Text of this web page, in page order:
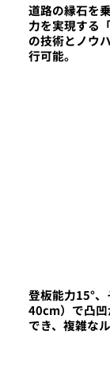
登板能力15°
40cm）で凸
でき、複雑な
道路の縁石を
力を実現する
の技術とノウ
行可能。